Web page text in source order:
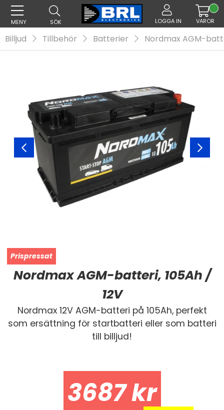
MENY SÖK LOGGA IN VAROR
Billjud Tillbehör Batterier Nordmax AGM-
Nordmax AGM-batteri, 105Ah /
12V
Nordmax 12V AGM-batteri på 105Ah, perfekt
som ersättning för startbatteri eller som batteri
till billjud!
3687kr